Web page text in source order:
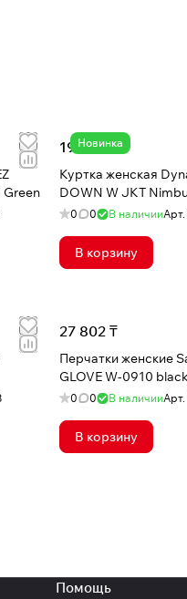
Green
Новинка
197 334 ₸
Куртка женская
DOWN W JKT
0 0 В наличии
В корзину
27 802 ₸
Перчатки женские
GLOVE W-0910
0 0 В наличии
В корзину
Помощь